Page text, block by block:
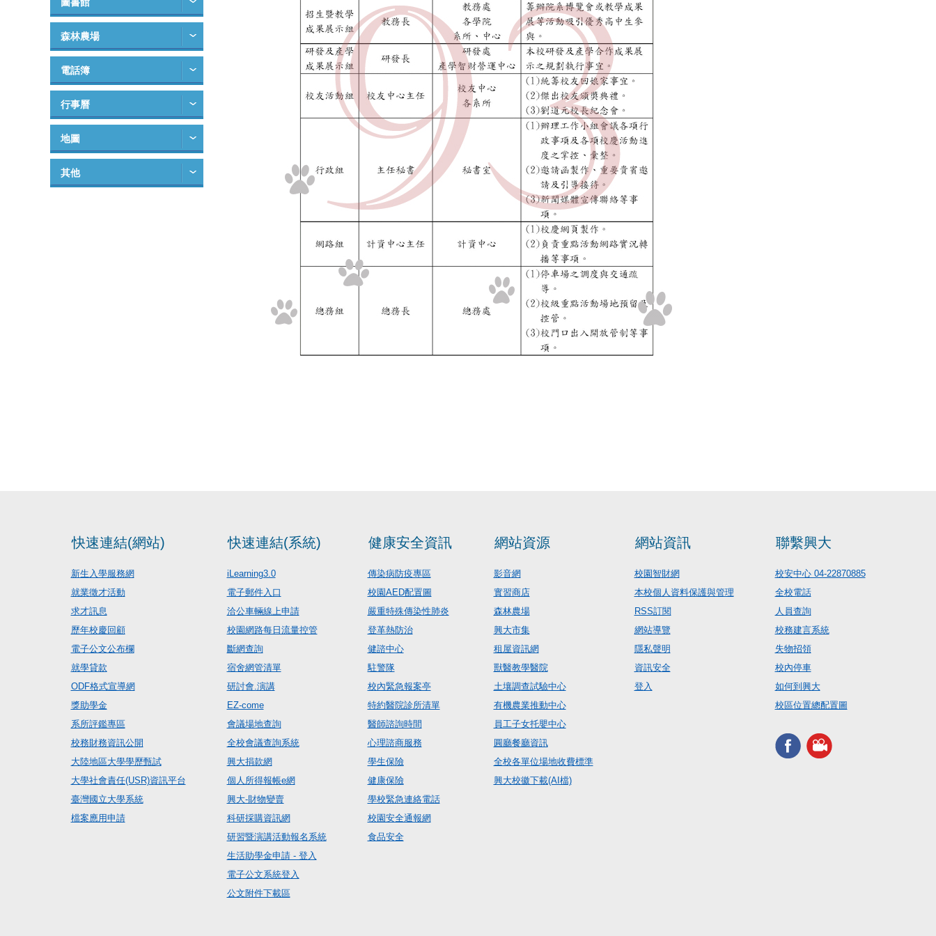
森林農場
電話簿
行事曆
地圖
其他
快速連結(網站)
新生入學服務網
就業徵才活動
求才訊息
歷年校慶回顧
電子公文公布欄
就學貸款
ODF格式宣導網
獎助學金
系所評鑑專區
校務財務資訊公開
大陸地區大學學歷甄試
大學社會責任(USR)資訊平台
臺灣國立大學系統
檔案應用申請
快速連結(系統)
iLearning3.0
電子郵件入口
洽公車輛線上申請
校園網路每日流量控管
斷網查詢
宿舍網管清單
研討會.演講
EZ-come
會議場地查詢
全校會議查詢系統
興大捐款網
個人所得報帳e網
興大-財物變賣
科研採購資訊網
研習暨演講活動報名系統
生活助學金申請 - 登入
電子公文系統登入
公文附件下載區
健康安全資訊
傳染病防疫專區
校園AED配置圖
嚴重特殊傳染性肺炎
登革熱防治
健諮中心
駐警隊
校內緊急報案亭
特約醫院診所清單
醫師諮詢時間
心理諮商服務
學生保險
健康保險
學校緊急連絡電話
校園安全通報網
食品安全
網站資源
影音網
實習商店
森林農場
興大市集
租屋資訊網
獸醫教學醫院
土壤調查試驗中心
有機農業推動中心
員工子女托嬰中心
圓廳餐廳資訊
全校各單位場地收費標準
興大校徽下載(AI檔)
網站資訊
校園智財網
本校個人資料保護與管理
RSS訂閱
網站導覽
隱私聲明
資訊安全
登入
聯繫興大
校安中心 04-22870885
全校電話
人員查詢
校務建言系統
失物招領
校內停車
如何到興大
校區位置總配置圖